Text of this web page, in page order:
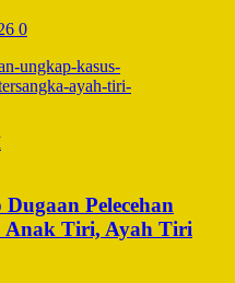
0
Pelecehan
Anak Tiri, Ayah Tiri